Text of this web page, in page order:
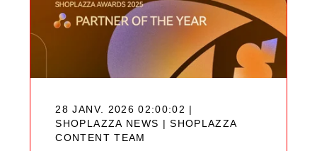
28 JANV. 2026 02:00:02 |
SHOPLAZZA NEWS |SHOPLAZZA
CONTENT TEAM